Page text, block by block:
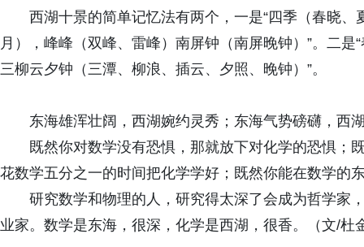
西湖十景的简单记忆法有两个，一是“四季（春晓
月），峰峰（双峰、雷峰）南屏钟（南屏晚钟）”。二
三柳云夕钟（三潭、柳浪、插云、夕照、晚钟）”。
东海雄浑壮阔，西湖婉约灵秀；东海气势磅礴，西
既然你对数学没有恐惧，那就放下对化学的恐惧；
花数学五分之一的时间把化学学好；既然你能在数学的
研究数学和物理的人，研究得太深了会成为哲学家
业家。数学是东海，很深，化学是西湖，很香。（文/杜